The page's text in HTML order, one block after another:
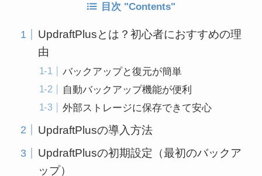
目次 "Contents"
UpdraftPlusとは？初心者におすすめの理
由
バックアップと復元が簡単
自動バックアップ機能が便利
外部ストレージに保存できて安心
UpdraftPlusの導入方法
UpdraftPlusの初期設定（最初のバックア
ップ）